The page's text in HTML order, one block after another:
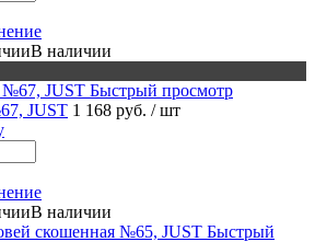
В наличии
Быстрый просмотр
JUST 1 168 руб. / шт
В наличии
Быстрый